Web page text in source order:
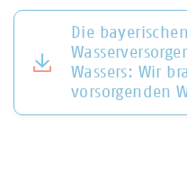
Die
Wassers: Wir
vorsorgenden